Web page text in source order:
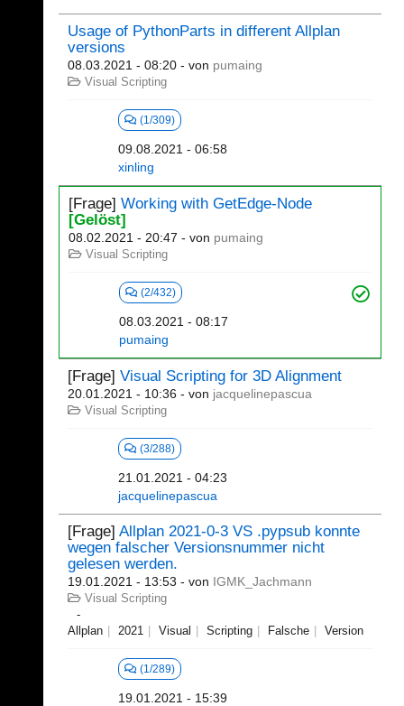
Usage of PythonParts in different Allplan
versions
08.03.2021 - 08:20 - von pumaing
Visual Scripting
(1/309)
09.08.2021 - 06:58
xinling
[Frage] Working with GetEdge-Node
[Gelöst]
08.02.2021 - 20:47 - von pumaing
Visual Scripting
(2/432)
08.03.2021 - 08:17
pumaing
[Frage] Visual Scripting for 3D Alignment
20.01.2021 - 10:36 - von jacquelinepascua
Visual Scripting
(3/288)
21.01.2021 - 04:23
jacquelinepascua
[Frage] Allplan 2021-0-3 VS .pypsub konnte
wegen falscher Versionsnummer nicht
gelesen werden.
19.01.2021 - 13:53 - von IGMK_Jachmann
Visual Scripting
Allplan 2021 Visual Scripting Falsche Version
(1/289)
19.01.2021 - 15:39